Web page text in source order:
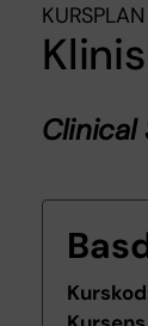
Clinical